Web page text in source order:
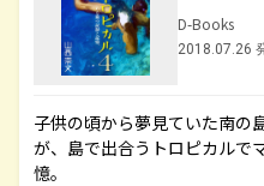
D-Books
2018.07.26
子供の頃から夢見ていた南の
が、島で出合うトロピカルで
憶。